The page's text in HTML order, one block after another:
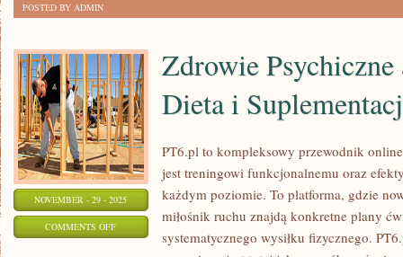
POSTED BY ADMIN
NOVEMBER - 29 - 2025
COMMENTS OFFON
Zdrowie Psychiczne
Dieta i
PT6.pl to kompleksowy przewodnik
jest treningowi funkcjonalnemu oraz
każdym poziomie. To platforma, gdzie
miłośnik ruchu znajdą konkretne plany
systematycznego wysiłku fizycznego.